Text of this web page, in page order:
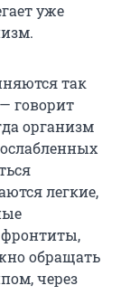
уже
так
говорит
организм
легкие,
обращать
через